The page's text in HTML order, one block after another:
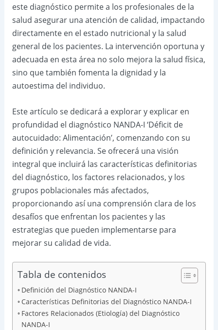
este diagnóstico permite a los profesionales de la
salud asegurar una atención de calidad, impactando
directamente en el estado nutricional y la salud
general de los pacientes. La intervención oportuna y
adecuada en esta área no solo mejora la salud física,
sino que también fomenta la dignidad y la
autoestima del individuo.
Este artículo se dedicará a explorar y explicar en
profundidad el diagnóstico NANDA-I ‘Déficit de
autocuidado: Alimentación’, comenzando con su
definición y relevancia. Se ofrecerá una visión
integral que incluirá las características definitorias
del diagnóstico, los factores relacionados, y los
grupos poblacionales más afectados,
proporcionando así una comprensión clara de los
desafíos que enfrentan los pacientes y las
estrategias que pueden implementarse para
mejorar su calidad de vida.
Tabla de contenidos
Definición del Diagnóstico NANDA-I
Características Definitorias del Diagnóstico NANDA-I
Factores Relacionados (Etiología) del Diagnóstico
NANDA-I